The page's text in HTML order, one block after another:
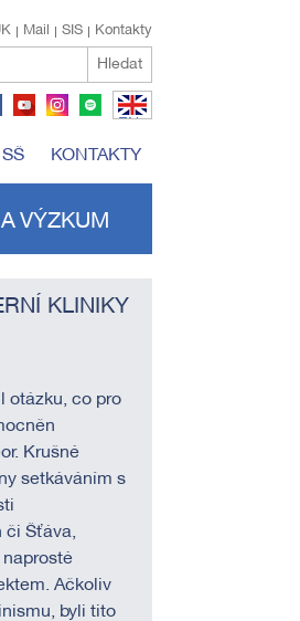
Kontakty
SIS
Mail
Hledat
EN
KONTAKTY
VÝZKUM
KLINIKY
otázku, co pro
Krušné
setkáváním s
či Šťáva,
naprosté
Ačkoliv
byli tito